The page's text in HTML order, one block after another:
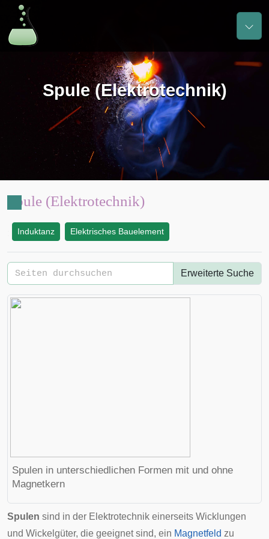
Spule (Elektrotechnik)
Spule (Elektrotechnik)
Induktanz Elektrisches Bauelement
Erweiterte Suche
Spulen in unterschiedlichen Formen mit und ohne
Magnetkern
Spulen sind in der Elektrotechnik einerseits Wicklungen
und Wickelgüter, die geeignet sind, ein Magnetfeld zu